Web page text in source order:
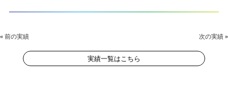
« 前の実績 次の実績 »
実績一覧はこちら